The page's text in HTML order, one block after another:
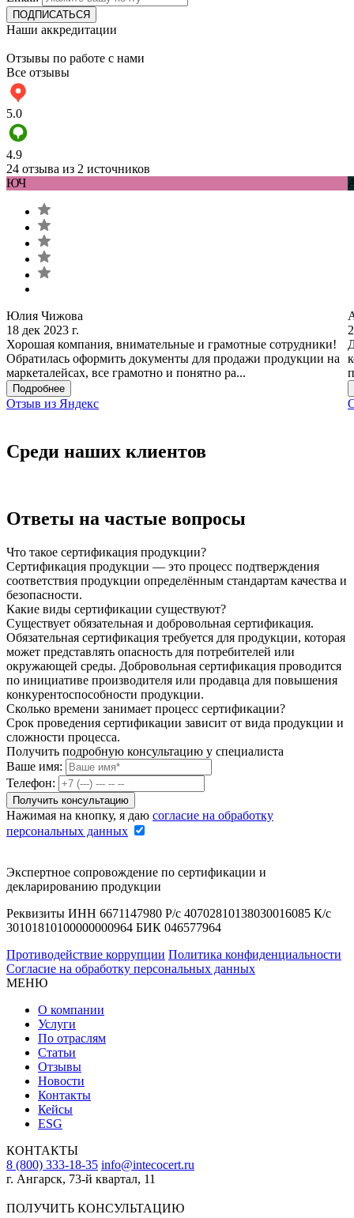
Наши аккредитации
Отзывы по работе с нами
Все отзывы
5.0
4.9
24 отзыва из 2 источников
ЮЧ
Юлия Чижова
18 дек 2023 г.
Хорошая компания, внимательные и грамотные сотрудники!
Обратилась оформить документы для продажи продукции на
маркеталейсах, все грамотно и понятно ра...
Подробнее
Отзыв из Яндекс
Среди наших клиентов
Ответы на частые вопросы
Что такое сертификация продукции?
Сертификация продукции — это процесс подтверждения
соответствия продукции определённым стандартам качества и
безопасности.
Какие виды сертификации существуют?
Существует обязательная и добровольная сертификация.
Обязательная сертификация требуется для продукции, которая
может представлять опасность для потребителей или
окружающей среды. Добровольная сертификация проводится
по инициативе производителя или продавца для повышения
конкурентоспособности продукции.
Сколько времени занимает процесс сертификации?
Срок проведения сертификации зависит от вида продукции и
сложности процесса.
Получить подробную консультацию у специалиста
Ваше имя:
Телефон:
Нажимая на кнопку, я даю согласие на обработку
персональных данных
Экспертное сопровождение по сертификации и
декларированию продукции
Реквизиты ИНН 6671147980 Р/с 40702810138030016085 К/с
30101810100000000964 БИК 046577964
Противодействие коррупции Политика конфиденциальности
Согласие на обработку персональных данных
МЕНЮ
О компании
Услуги
По отраслям
Статьи
Отзывы
Новости
Контакты
Кейсы
ESG
КОНТАКТЫ
8 (800) 333-18-35 info@intecocert.ru
г. Ангарск, 73-й квартал, 11
ПОЛУЧИТЬ КОНСУЛЬТАЦИЮ